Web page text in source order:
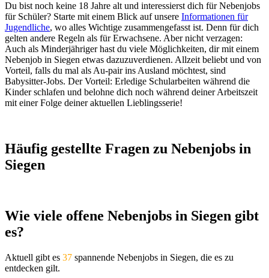
Du bist noch keine 18 Jahre alt und interessierst dich für Nebenjobs
für Schüler? Starte mit einem Blick auf unsere Informationen für
Jugendliche, wo alles Wichtige zusammengefasst ist. Denn für dich
gelten andere Regeln als für Erwachsene. Aber nicht verzagen:
Auch als Minderjähriger hast du viele Möglichkeiten, dir mit einem
Nebenjob in Siegen etwas dazuzuverdienen. Allzeit beliebt und von
Vorteil, falls du mal als Au-pair ins Ausland möchtest, sind
Babysitter-Jobs. Der Vorteil: Erledige Schularbeiten während die
Kinder schlafen und belohne dich noch während deiner Arbeitszeit
mit einer Folge deiner aktuellen Lieblingsserie!
Häufig gestellte Fragen zu Nebenjobs in
Siegen
Wie viele offene Nebenjobs in Siegen gibt
es?
Aktuell gibt es 37 spannende Nebenjobs in Siegen, die es zu
entdecken gilt.